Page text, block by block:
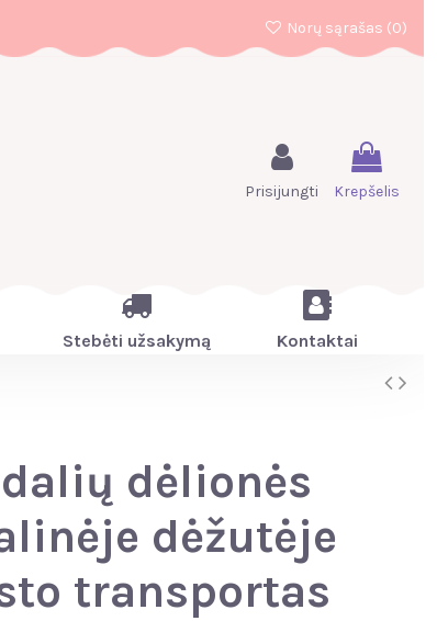
Norų sąrašas (0)
Prisijungti Krepšelis
Stebėti užsakymą Kontaktai
dėlionės
dėžutėje
transportas